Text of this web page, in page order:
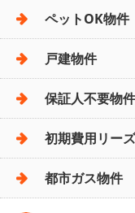
ペットOK物件
戸建物件
保証人不要物件
初期費用リー
都市ガス物件